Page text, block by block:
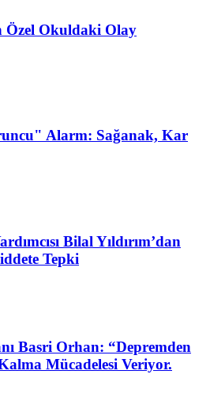
Okuldaki Olay
Alarm: Sağanak, Kar
Bilal Yıldırım’dan
Tepki
Basri Orhan: “Depremden
Mücadelesi Veriyor.